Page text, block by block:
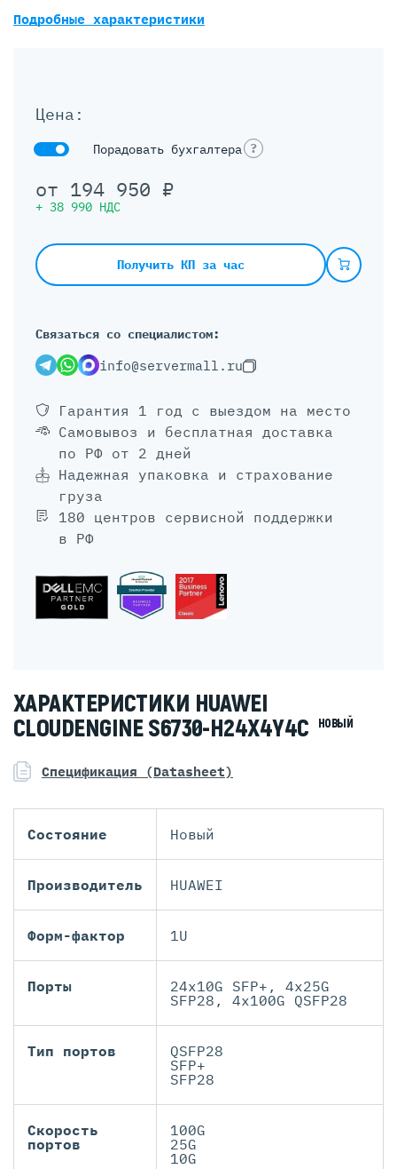
Цена:
Порадовать бухгалтера ?
от 194 950 ₽
+ 38 990 НДС
Получить КП за час
Связаться со специалистом:
info@servermall.ru
Гарантия 1 год с выездом на место
Самовывоз и бесплатная доставка
по РФ от 2 дней
Надежная упаковка и страхование
груза
180 центров сервисной поддержки
в РФ
Подробные характеристики
ХАРАКТЕРИСТИКИ HUAWEI
CLOUDENGINE S6730-H24X4Y4C
НОВЫЙ
Спецификация (Datasheet)
Состояние Новый
Производитель HUAWEI
Форм-фактор 1U
Порты
24x10G SFP+, 4x25G
SFP28, 4x100G QSFP28
Тип портов
QSFP28
SFP+
SFP28
Скорость
портов
100G
25G
10G